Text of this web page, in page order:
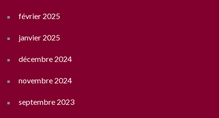
février 2025
janvier 2025
décembre 2024
novembre 2024
septembre 2023